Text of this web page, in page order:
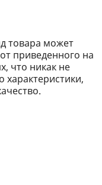
товара может
приведенного на
что никак не
характеристики,